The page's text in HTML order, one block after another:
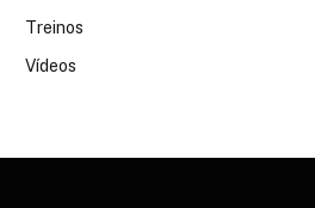
Treinos
Vídeos